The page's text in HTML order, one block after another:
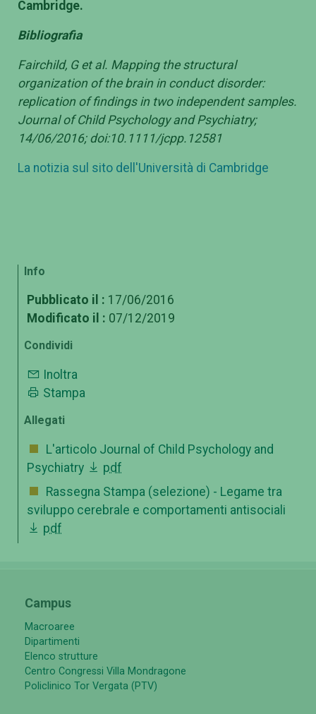
Cambridge.
Bibliografia
Fairchild, G et al. Mapping the structural
organization of the brain in conduct disorder:
replication of findings in two independent samples.
Journal of Child Psychology and Psychiatry;
14/06/2016; doi:10.1111/jcpp.12581
La notizia sul sito dell'Università di Cambridge
Info
Pubblicato il : 17/06/2016
Modificato il : 07/12/2019
Condividi
Inoltra
Stampa
Allegati
L'articolo Journal of Child Psychology and
Psychiatry
pdf
Rassegna Stampa (selezione) - Legame tra
sviluppo cerebrale e comportamenti antisociali
pdf
Campus
Macroaree
Dipartimenti
Elenco strutture
Centro Congressi Villa Mondragone
Policlinico Tor Vergata (PTV)